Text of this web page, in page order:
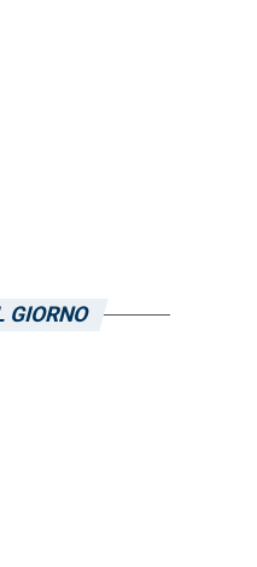
GIORNO